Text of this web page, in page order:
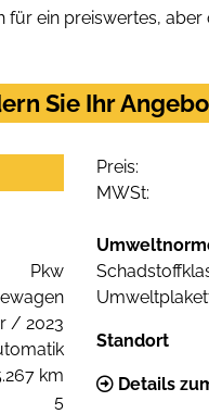
ein preiswertes,
Sie Ihr
Preis:
MWSt:
Pkw
/ 2023
km
5
Standort
Details